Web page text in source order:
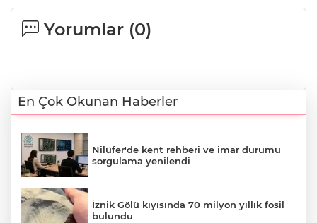
Yorumlar (0)
En Çok Okunan Haberler
Nilüfer'de kent rehberi ve imar durumu
sorgulama yenilendi
İznik Gölü kıyısında 70 milyon yıllık fosil
bulundu